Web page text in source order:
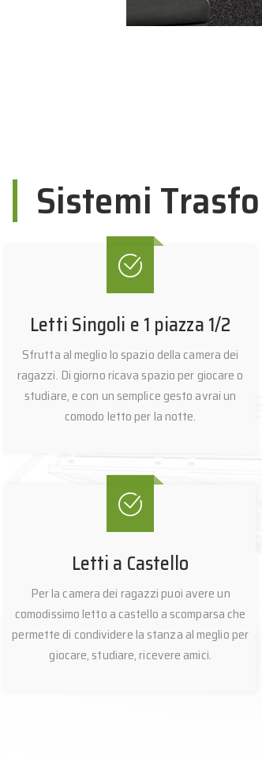
Sistemi
Letti Singoli e 1 piazza 1/2
Sfrutta al meglio lo spazio della camera dei
ragazzi. Di giorno ricava spazio per giocare o
studiare, e con un semplice gesto avrai un
comodo letto per la notte.
Letti a Castello
Per la camera dei ragazzi puoi avere un
comodissimo letto a castello a scomparsa che
permette di condividere la stanza al meglio per
giocare, studiare, ricevere amici.